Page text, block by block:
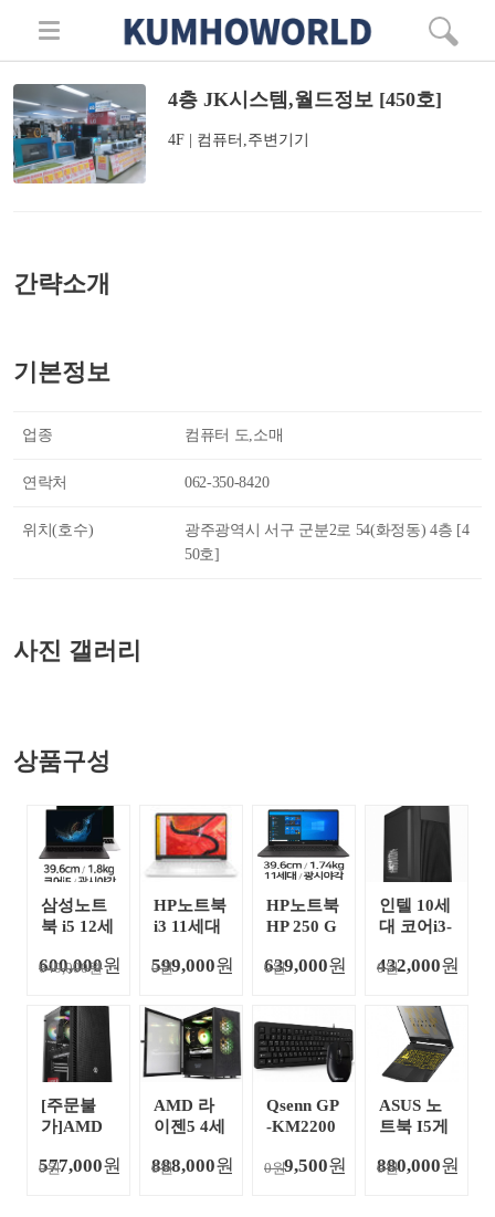
4층 JK시스템,월드정보 [450호]
4F | 컴퓨터,주변기기
간략소개
기본정보
업종 컴퓨터 도,소매
연락처 062-350-8420
위치(호수)
광주광역시 서구 군분2로 54(화정동) 4층 [4
50호]
사진 갤러리
상품구성
삼성노트
북 i5 12세
XEZ-A58
640,000원
600,000원
HP노트북
i3 11세대
2011TU
GB)
0원
599,000원
HP노트북
HP 250 G
PC (SSD 2
0원
639,000원
인텔 10세
대 코어i3-
리사무용
컴퓨터_게
이밍팩토
0원
432,000원
[주문불
가]AMD
세대 3600
0원
577,000원
AMD 라
이젠5 4세
캐드작업
0원
888,000원
Qsenn GP
-KM2200
드 USB타
0원9,500원
ASUS 노
트북 I5게
북
0원
880,000원